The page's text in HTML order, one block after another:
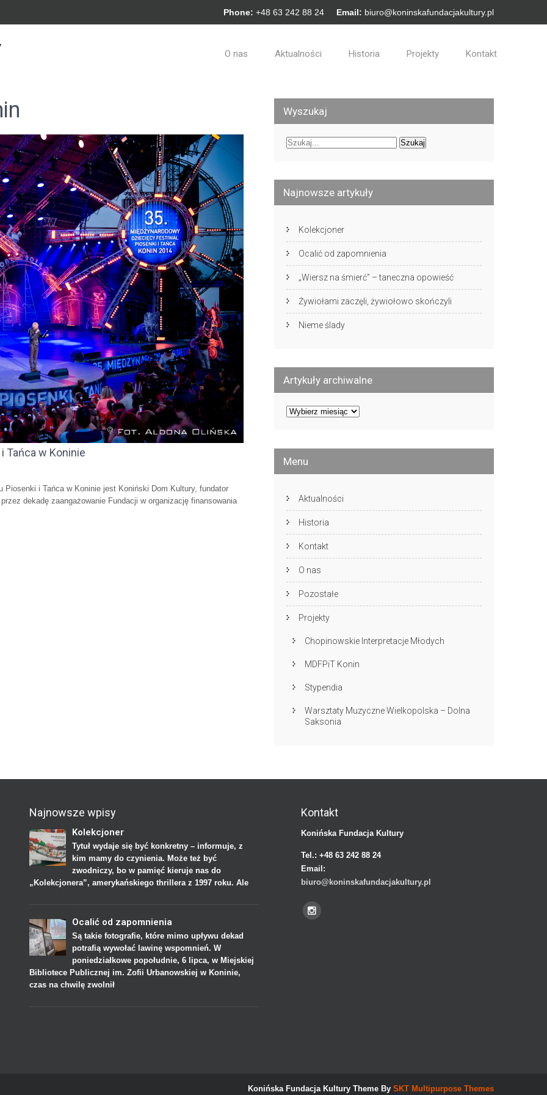
Phone: +48 63 242 88 24 Email: biuro@koninskafundacjakultury.pl
O nas Aktualności Historia Projekty Kontakt
Tańca w Koninie
i Tańca w Koninie jest Koniński Dom Kultury, fundator
dekadę zaangażowanie Fundacji w organizację finansowania
Wyszukaj
Najnowsze artykuły
Kolekcjoner
Ocalić od zapomnienia
„Wiersz na śmierć” – taneczna opowieść
Żywiołami zaczęli, żywiołowo skończyli
Nieme ślady
Artykuły archiwalne
Artykuły
Menu
Aktualności
Historia
Kontakt
O nas
Pozostałe
Projekty
Chopinowskie Interpretacje Młodych
MDFPiT Konin
Stypendia
Warsztaty Muzyczne Wielkopolska – Dolna
Saksonia
Najnowsze wpisy
Kolekcjoner
Tytuł wydaje się być konkretny – informuje, z
kim mamy do czynienia. Może też być
zwodniczy, bo w pamięć kieruje nas do
„Kolekcjonera”, amerykańskiego thrillera z 1997 roku. Ale
Ocalić od zapomnienia
Są takie fotografie, które mimo upływu dekad
potrafią wywołać lawinę wspomnień. W
poniedziałkowe popołudnie, 6 lipca, w Miejskiej
Bibliotece Publicznej im. Zofii Urbanowskiej w Koninie,
czas na chwilę zwolnił
Kontakt
Konińska Fundacja Kultury
Tel.: +48 63 242 88 24
Email:
biuro@koninskafundacjakultury.pl
Konińska Fundacja Kultury Theme By SKT Multipurpose Themes